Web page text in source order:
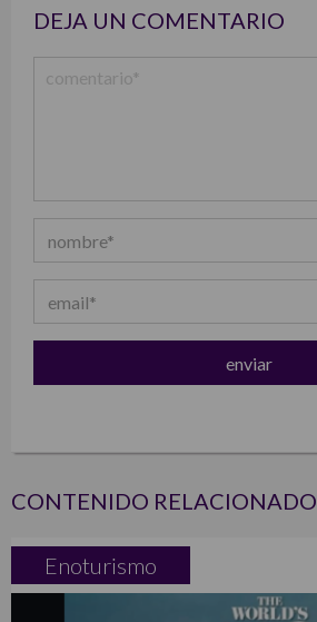
DEJA UN COMENTARIO
CONTENIDO RELACIONADO
Enoturismo